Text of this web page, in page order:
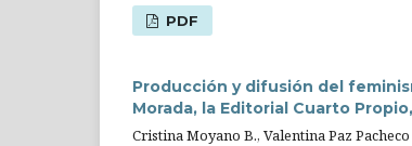
PDF
Producción y difusión del
Morada, la Editorial Cuarto
Cristina Moyano B., Valentina Paz